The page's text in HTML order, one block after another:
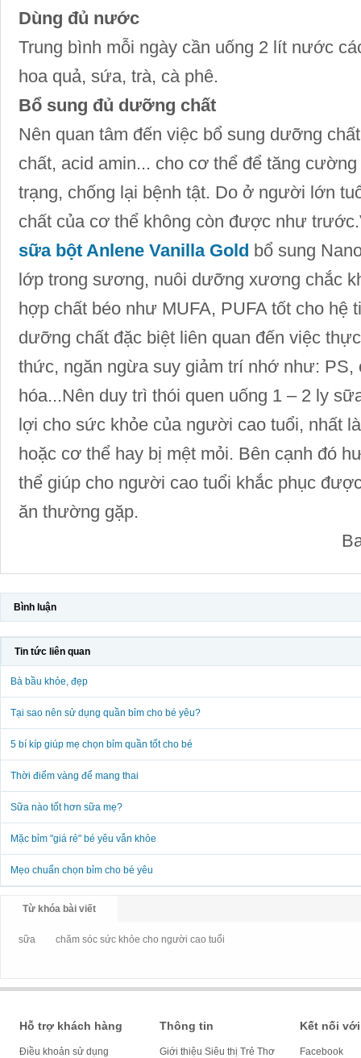
Dùng đủ nước
Trung bình mỗi ngày cần uống 2 lít nước
hoa quả, sứa, trà, cà phê.
Bổ sung đủ dưỡng chất
Nên quan tâm đến việc bổ sung dưỡng
chất, acid amin... cho cơ thể để tăng
trạng, chống lại bệnh tật. Do ở người lớn
chất của cơ thể không còn được như
sữa bột Anlene Vanilla Gold bổ sung
lớp trong sương, nuôi dưỡng xương chắc
hợp chất béo như MUFA, PUFA tốt cho hệ
dưỡng chất đặc biệt liên quan đến việc
thức, ngăn ngừa suy giảm trí nhớ như: PS,
hóa...Nên duy trì thói quen uống 1 – 2 ly
lợi cho sức khỏe của người cao tuổi, nhất
hoặc cơ thể hay bị mệt mỏi. Bên cạnh đó
thể giúp cho người cao tuổi khắc phục
ăn thường gặp.
Bình luận
Tin tức liên quan
Bà bầu khỏe, đẹp
Tại sao nên sử dụng quần bỉm cho bé yêu?
5 bí kíp giúp mẹ chọn bỉm quần tốt cho bé
Thời điểm vàng để mang thai
Sữa nào tốt hơn sữa mẹ?
Mặc bỉm "giá rẻ" bé yêu vẫn khỏe
Mẹo chuẩn chọn bỉm cho bé yêu
Từ khóa bài viết
sữa chăm sóc sức khỏe cho người cao tuổi
Hỗ trợ khách hàng
Điều khoản sử dụng
Thông tin
Giới thiệu Siêu thị Trẻ Thơ
Kết nối
Facebook